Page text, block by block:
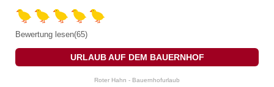
Bewertung lesen(65)
URLAUB AUF DEM BAUERNHOF
Roter Hahn - Bauernhofurlaub